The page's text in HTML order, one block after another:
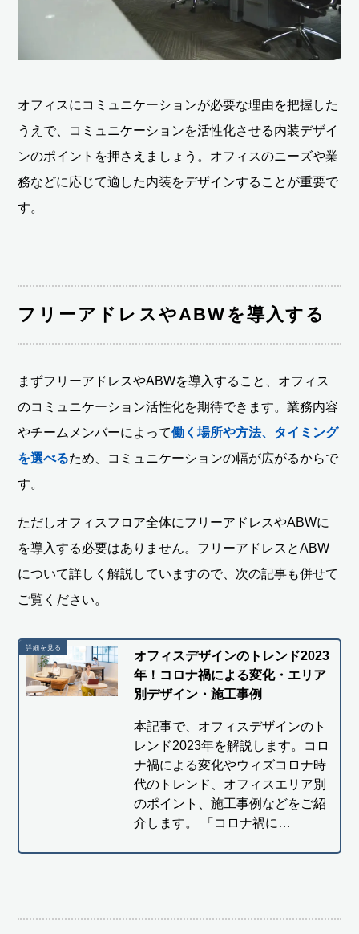
オフィスにコミュニケーションが必要な理由を把握した
うえで、コミュニケーションを活性化させる内装デザイ
ンのポイントを押さえましょう。オフィスのニーズや業
務などに応じて適した内装をデザインすることが重要で
す。
フリーアドレスやABWを導入する
まずフリーアドレスやABWを導入すること、オフィス
のコミュニケーション活性化を期待できます。業務内容
やチームメンバーによって働く場所や方法、タイミング
を選べるため、コミュニケーションの幅が広がるからで
す。
ただしオフィスフロア全体にフリーアドレスやABWに
を導入する必要はありません。フリーアドレスとABW
について詳しく解説していますので、次の記事も併せて
ご覧ください。
オフィスデザインのトレンド2023
年！コロナ禍による変化・エリア
別デザイン・施工事例
本記事で、オフィスデザインのト
レンド2023年を解説します。コロ
ナ禍による変化やウィズコロナ時
代のトレンド、オフィスエリア別
のポイント、施工事例などをご紹
介します。 「コロナ禍に…